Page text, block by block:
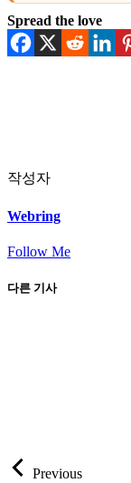
Spread the love
작성자
Webring
Follow Me
다른 기사
Previous